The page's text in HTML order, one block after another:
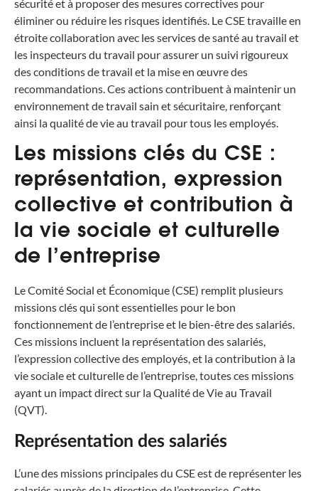
sécurité et à proposer des mesures correctives pour
éliminer ou réduire les risques identifiés. Le CSE travaille en
étroite collaboration avec les services de santé au travail et
les inspecteurs du travail pour assurer un suivi rigoureux
des conditions de travail et la mise en œuvre des
recommandations. Ces actions contribuent à maintenir un
environnement de travail sain et sécuritaire, renforçant
ainsi la qualité de vie au travail pour tous les employés.
Les missions clés du CSE :
représentation, expression
collective et contribution à
la vie sociale et culturelle
de l’entreprise
Le Comité Social et Économique (CSE) remplit plusieurs
missions clés qui sont essentielles pour le bon
fonctionnement de l’entreprise et le bien-être des salariés.
Ces missions incluent la représentation des salariés,
l’expression collective des employés, et la contribution à la
vie sociale et culturelle de l’entreprise, toutes ces missions
ayant un impact direct sur la Qualité de Vie au Travail
(QVT).
Représentation des salariés
L’une des missions principales du CSE est de représenter les